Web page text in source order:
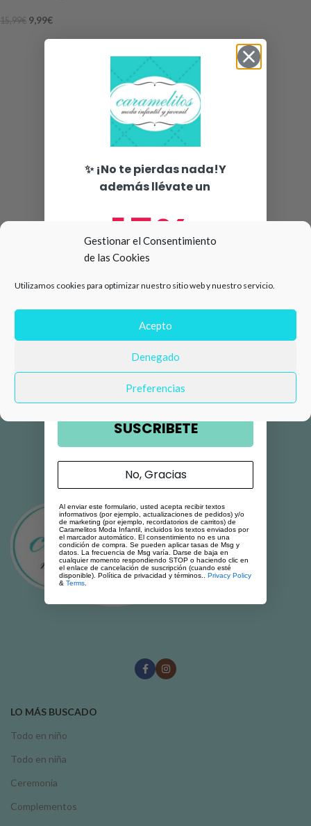
Gestionar el Consentimiento
de las Cookies
Utilizamos cookies para optimizar nuestro sitio web y nuestro servicio.
Acepto
Denegado
Preferencias
15,99€ 9,99€
LO MÁS BUSCADO
Todo en niño
Todo en niña
Ceremonia
Complementos
✨ ¡No te pierdas nada!Y
además llévate un
15%
compra 🛍️
Número de teléfono
Email
SUSCRIBETE
No, Gracias
Al enviar este formulario, usted acepta recibir textos
informativos (por ejemplo, actualizaciones de pedidos) y/o
de marketing (por ejemplo, recordatorios de carritos) de
Caramelitos Moda Infantil, incluidos los textos enviados por
el marcador automático. El consentimiento no es una
condición de compra. Se pueden aplicar tasas de Msg y
datos. La frecuencia de Msg varía. Darse de baja en
cualquier momento respondiendo STOP o haciendo clic en
el enlace de cancelación de suscripción (cuando esté
disponible). Política de privacidad y términos.. Privacy Policy
& Terms